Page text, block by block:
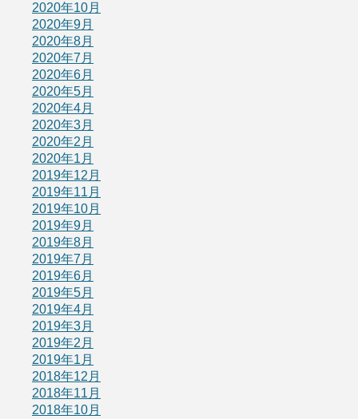
2020年10月
2020年9月
2020年8月
2020年7月
2020年6月
2020年5月
2020年4月
2020年3月
2020年2月
2020年1月
2019年12月
2019年11月
2019年10月
2019年9月
2019年8月
2019年7月
2019年6月
2019年5月
2019年4月
2019年3月
2019年2月
2019年1月
2018年12月
2018年11月
2018年10月